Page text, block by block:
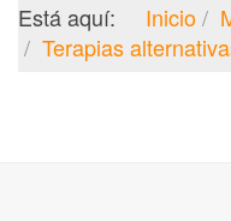
Está aquí: Inicio
Terapias